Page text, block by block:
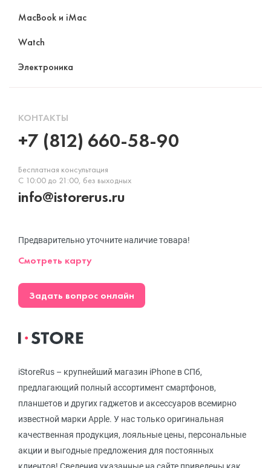
iStoreRus – крупнейший магазин iPhone в СПб,
предлагающий полный ассортимент смартфонов,
планшетов и других гаджетов и аксессуаров всемирно
известной марки Apple. У нас только оригинальная
качественная продукция, лояльные цены, персональные
акции и выгодные предложения для постоянных
MacBook и iMac
Watch
Электроника
КОНТАКТЫ
+7 (812) 660-58-90
Бесплатная консультация
С 10:00 до 21:00, без выходных
info@istorerus.ru
Предварительно уточните наличие товара!
Смотреть карту
Задать вопрос онлайн